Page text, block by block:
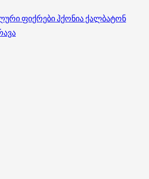
ფიქრები ჰქონია ქალბატონ